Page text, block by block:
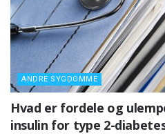
ANDRE SYGDOMME
Hvad er fordele og
insulin for type 2-